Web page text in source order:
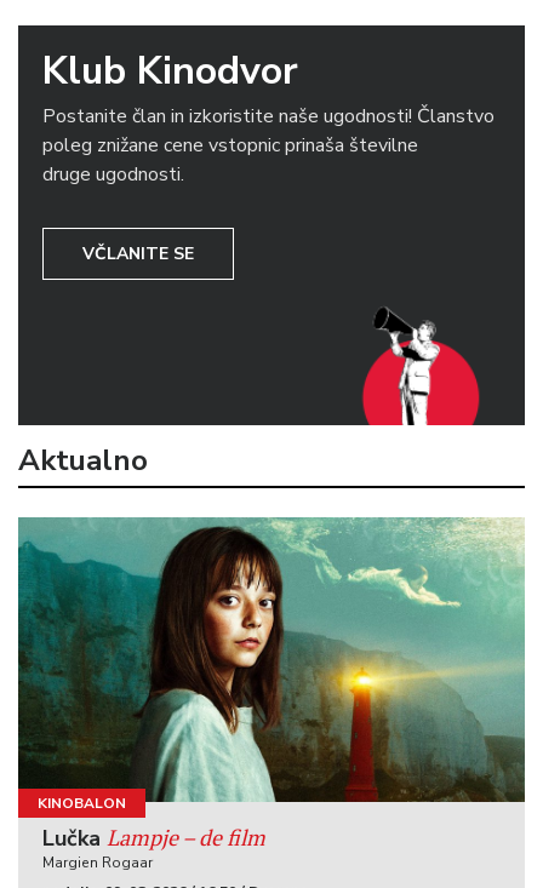
Klub Kinodvor
Postanite član in izkoristite naše ugodnosti! Članstvo
poleg znižane cene vstopnic prinaša številne
druge ugodnosti.
VČLANITE SE
Aktualno
KINOBALON
Lučka Lampje – de film
Margien Rogaar